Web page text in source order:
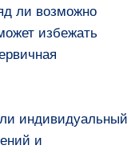
ли возможно
избежать
индивидуальный
и